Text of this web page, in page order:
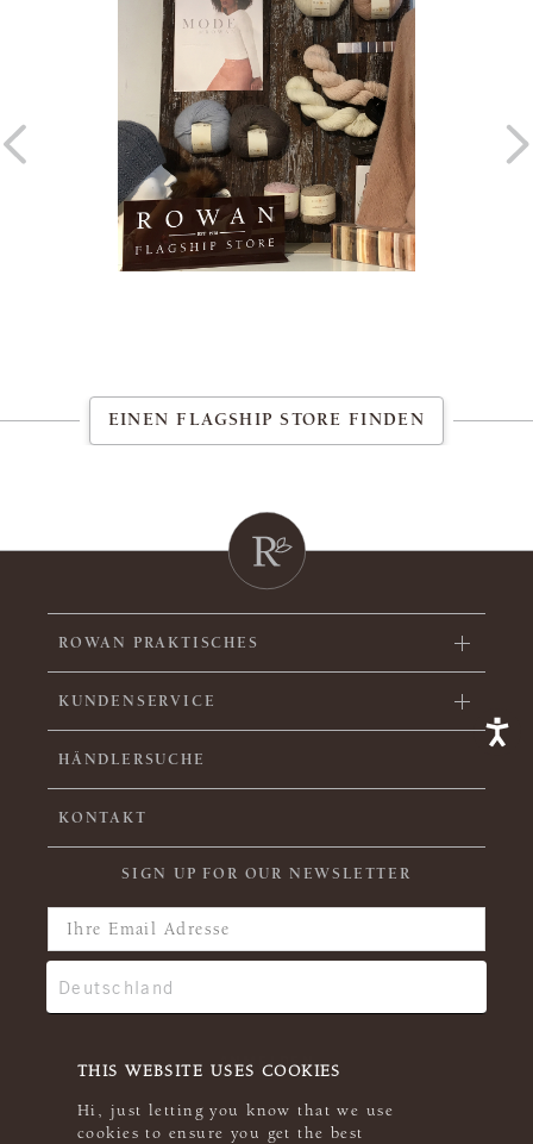
THIS WEBSITE USES COOKIES
Hi, just letting you know that we use
cookies to ensure you get the best
EINEN FLAGSHIP STORE FINDEN
ROWAN PRAKTISCHES
KUNDENSERVICE
HÄNDLERSUCHE
KONTAKT
SIGN UP FOR OUR NEWSLETTER